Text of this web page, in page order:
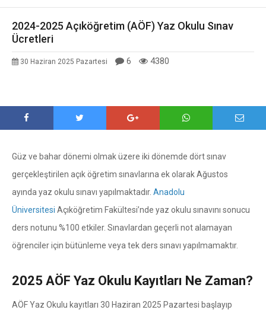
2024-2025 Açıköğretim (AÖF) Yaz Okulu Sınav
Ücretleri
30 Haziran 2025 Pazartesi 6 4380
Güz ve bahar dönemi olmak üzere iki dönemde dört sınav
gerçekleştirilen açık öğretim sınavlarına ek olarak Ağustos
ayında yaz okulu sınavı yapılmaktadır. Anadolu
Üniversitesi Açıköğretim Fakültesi’nde yaz okulu sınavını sonucu
ders notunu %100 etkiler. Sınavlardan geçerli not alamayan
öğrenciler için bütünleme veya tek ders sınavı yapılmamaktır.
2025 AÖF Yaz Okulu Kayıtları Ne Zaman?
AÖF Yaz Okulu kayıtları 30 Haziran 2025 Pazartesi başlayıp